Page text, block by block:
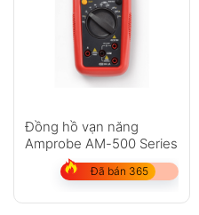
Đồng hồ vạn năng
Amprobe AM-500 Series
Đã bán 365